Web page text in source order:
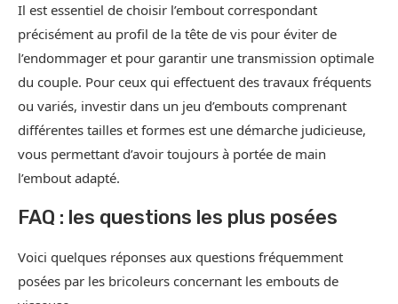
Il est essentiel de choisir l’embout correspondant
précisément au profil de la tête de vis pour éviter de
l’endommager et pour garantir une transmission optimale
du couple. Pour ceux qui effectuent des travaux fréquents
ou variés, investir dans un jeu d’embouts comprenant
différentes tailles et formes est une démarche judicieuse,
vous permettant d’avoir toujours à portée de main
l’embout adapté.
FAQ : les questions les plus posées
Voici quelques réponses aux questions fréquemment
posées par les bricoleurs concernant les embouts de